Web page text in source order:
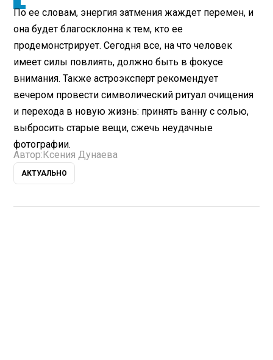
По ее словам, энергия затмения жаждет перемен, и
она будет благосклонна к тем, кто ее
продемонстрирует. Сегодня все, на что человек
имеет силы повлиять, должно быть в фокусе
внимания. Также астроэксперт рекомендует
вечером провести символический ритуал очищения
и перехода в новую жизнь: принять ванну с солью,
выбросить старые вещи, сжечь неудачные
фотографии.
Автор: Ксения Дунаева
АКТУАЛЬНО